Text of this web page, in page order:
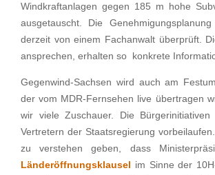
Windkraft­an­la­gen gegen 185 m hohe
ausge­tauscht. Die
derzeit von einem Fachan­walt überprüft.
anspre­chen, erhal­ten so konkrete
Gegen­wind-Sachsen wird auch am
der vom MDR-Fernse­hen live übertra­gen
wir viele Zuschauer. Die
Vertre­tern der Staats­re­gie­rung
zu verste­hen geben, dass
Länder­öff­nungs­klau­sel im Sinne der